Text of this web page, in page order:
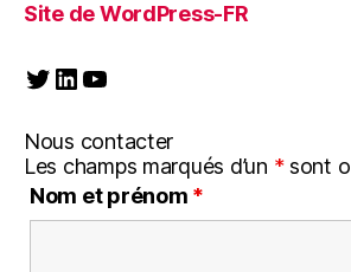
Site de WordPress-FR
Twitter
LinkedIn
YouTube
Nous contacter
Les champs marqués d’un *sont
Nom et prénom *